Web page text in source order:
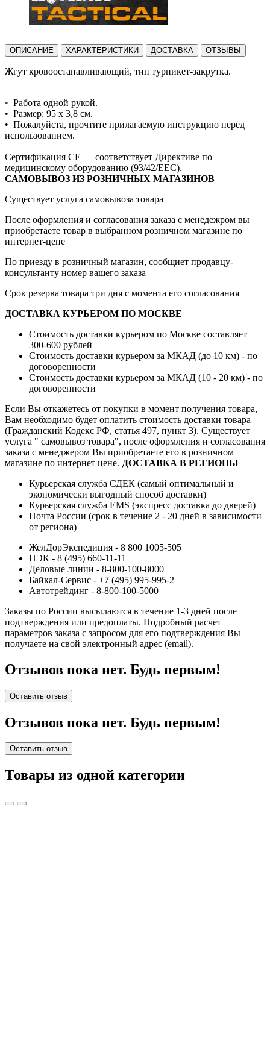
ОПИСАНИЕ ХАРАКТЕРИСТИКИ ДОСТАВКА ОТЗЫВЫ
Жгут кровоостанавливающий, тип турникет-закрутка.
• Работа одной рукой.
• Размер: 95 х 3,8 см.
• Пожалуйста, прочтите прилагаемую инструкцию перед
использованием.
Сертификация CE — соответствует Директиве по
медицинскому оборудованию (93/42/EEC).
САМОВЫВОЗ ИЗ РОЗНИЧНЫХ МАГАЗИНОВ
Существует услуга самовывоза товара
После оформления и согласования заказа с менедежром вы
приобретаете товар в выбранном розничном магазине по
интернет-цене
По приезду в розничный магазин, сообщиет продавцу-
консультанту номер вашего заказа
Срок резерва товара три дня с момента его согласования
ДОСТАВКА КУРЬЕРОМ ПО МОСКВЕ
Стоимость доставки курьером по Москве составляет
300-600 рублей
Стоимость доставки курьером за МКАД (до 10 км) - по
договоренности
Стоимость доставки курьером за МКАД (10 - 20 км) - по
договоренности
Если Вы откажетесь от покупки в момент получения товара,
Вам необходимо будет оплатить стоимость доставки товара
(Гражданский Кодекс РФ, статья 497, пункт 3). Существует
услуга " самовывоз товара", после оформления и согласования
заказа с менеджером Вы приобретаете его в розничном
магазине по интернет цене. ДОСТАВКА В РЕГИОНЫ
Курьерская служба СДЕК (самый оптимальный и
экономически выгодный способ доставки)
Курьерская служба EMS (экспресс доставка до дверей)
Почта России (срок в течение 2 - 20 дней в зависимости
от региона)
ЖелДорЭкспедиция - 8 800 1005-505
ПЭК - 8 (495) 660-11-11
Деловые линии - 8-800-100-8000
Байкал-Сервис - +7 (495) 995-995-2
Автотрейдинг - 8-800-100-5000
Заказы по России высылаются в течение 1-3 дней после
подтверждения или предоплаты. Подробный расчет
параметров заказа с запросом для его подтверждения Вы
получаете на свой электронный адрес (email).
Отзывов пока нет. Будь первым!
Оставить отзыв
Отзывов пока нет. Будь первым!
Оставить отзыв
Товары из одной категории